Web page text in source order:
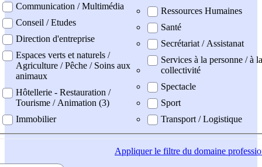
Communication / Multimédia
Conseil / Etudes
Direction d'entreprise
Espaces verts et naturels /
Agriculture / Pêche / Soins aux
animaux
Hôtellerie - Restauration /
Tourisme / Animation (3)
Immobilier
Ressources Humaines
Santé
Secrétariat / Assistanat
Services à la personne / à la
collectivité
Spectacle
Sport
Transport / Logistique
Appliquerle filtre du domaine